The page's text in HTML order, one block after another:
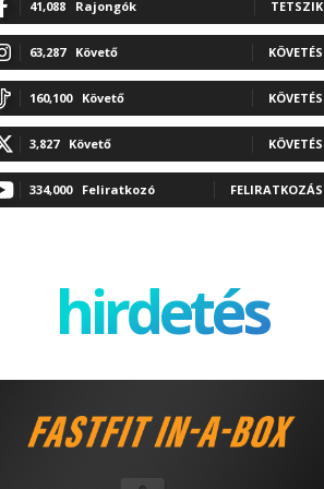
41,088 Rajongók TETSZIK
63,287 Követő KÖVETÉS
160,100 Követő KÖVETÉS
3,827 Követő KÖVETÉS
334,000 Feliratkozó FELIRATKOZÁS
hirdetés